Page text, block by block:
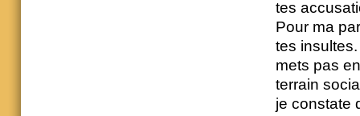
tes
Pour ma
tes
mets pas
terrain
je constate